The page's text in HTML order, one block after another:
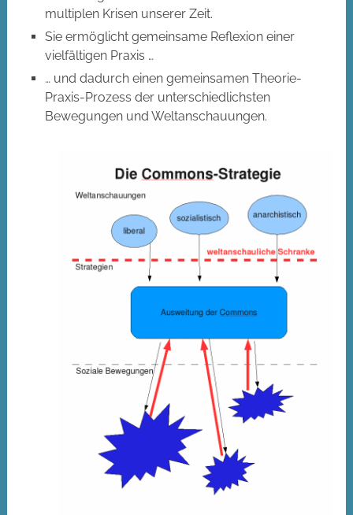
multiplen Krisen unserer Zeit.
Sie ermöglicht gemeinsame Reflexion einer
vielfältigen Praxis …
… und dadurch einen gemeinsamen Theorie-
Praxis-Prozess der unterschiedlichsten
Bewegungen und Weltanschauungen.